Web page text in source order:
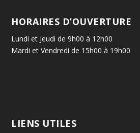
HORAIRES D’OUVERTURE
Lundi et Jeudi de 9h00 à 12h00
Mardi et Vendredi de 15h00 à 19h00
LIENS UTILES